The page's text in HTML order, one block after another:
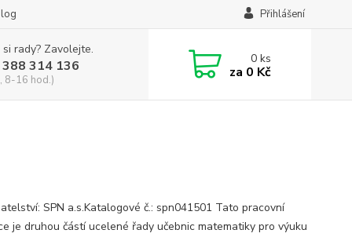
Přihlášení
rady? Zavolejte.
314 136
8-16 hod.)
0ks
za 0 Kč
SPN a.s.Katalogové č.: spn041501 Tato pracovní
je druhou částí ucelené řady učebnic matematiky pro výuku